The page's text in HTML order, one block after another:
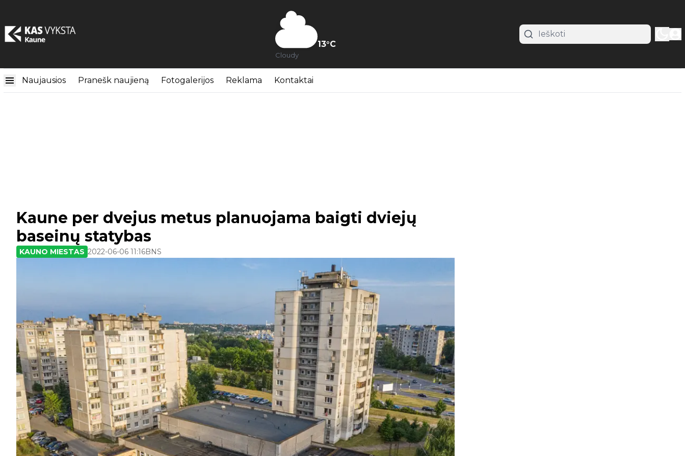
13°C
Cloudy
Naujausios Pranešk naujieną Fotogalerijos Reklama Kontaktai
Kaune per dvejus metus planuojama baigti dviejų
baseinų statybas
KAUNO MIESTAS 2022-06-06 11:16BNS